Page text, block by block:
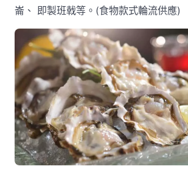
崙、 即製班戟等。(食物款式輪流供應)